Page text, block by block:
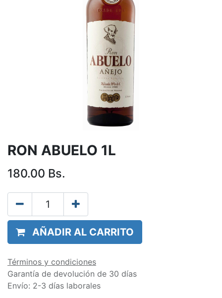
RON ABUELO 1L
180.00 Bs.
AÑADIR AL CARRITO
Términos y condiciones
Garantía de devolución de 30 días
Envío: 2-3 días laborales